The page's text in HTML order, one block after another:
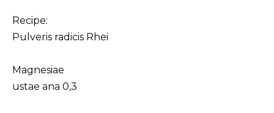
Recipe:
Pulveris radicis Rhei
Magnesiae
ustae ana 0,3